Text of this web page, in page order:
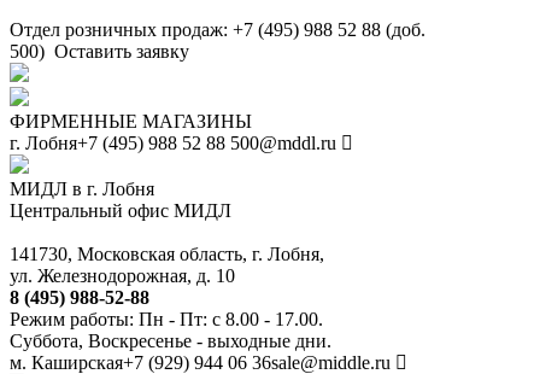
Отдел розничных продаж: +7 (495) 988 52 88 (доб.
500) Оставить заявку
ФИРМЕННЫЕ МАГАЗИНЫ
г. Лобня+7 (495) 988 52 88 500@mddl.ru
МИДЛ в г. Лобня
Центральный офис МИДЛ
141730, Московская область, г. Лобня,
ул. Железнодорожная, д. 10
8 (495) 988-52-88
Режим работы: Пн - Пт: с 8.00 - 17.00.
Суббота, Воскресенье - выходные дни.
м. Каширская+7 (929) 944 06 36sale@middle.ru